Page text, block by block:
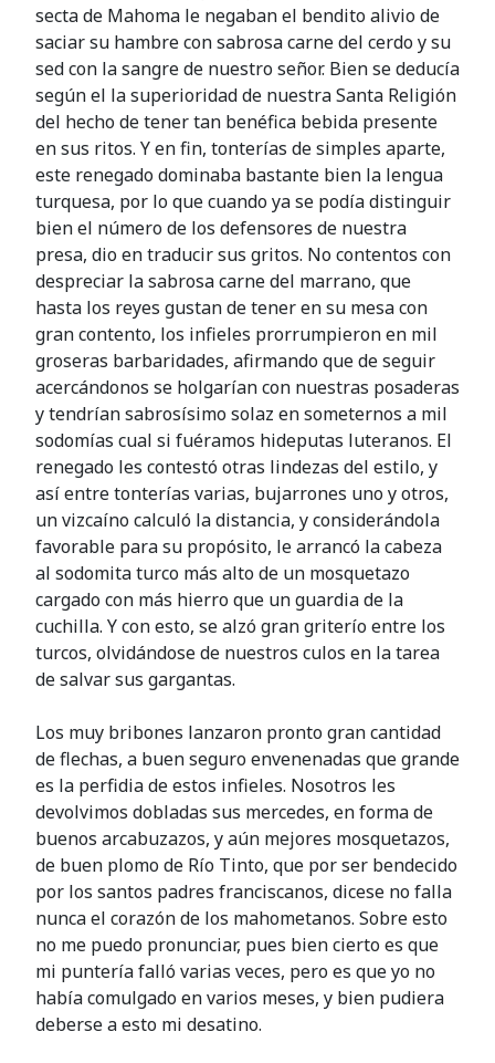
secta de Mahoma le negaban el bendito alivio de
saciar su hambre con sabrosa carne del cerdo y su
sed con la sangre de nuestro señor. Bien se deducía
según el la superioridad de nuestra Santa Religión
del hecho de tener tan benéfica bebida presente
en sus ritos. Y en fin, tonterías de simples aparte,
este renegado dominaba bastante bien la lengua
turquesa, por lo que cuando ya se podía distinguir
bien el número de los defensores de nuestra
presa, dio en traducir sus gritos. No contentos con
despreciar la sabrosa carne del marrano, que
hasta los reyes gustan de tener en su mesa con
gran contento, los infieles prorrumpieron en mil
groseras barbaridades, afirmando que de seguir
acercándonos se holgarían con nuestras posaderas
y tendrían sabrosísimo solaz en someternos a mil
sodomías cual si fuéramos hideputas luteranos. El
renegado les contestó otras lindezas del estilo, y
así entre tonterías varias, bujarrones uno y otros,
un vizcaíno calculó la distancia, y considerándola
favorable para su propósito, le arrancó la cabeza
al sodomita turco más alto de un mosquetazo
cargado con más hierro que un guardia de la
cuchilla. Y con esto, se alzó gran griterío entre los
turcos, olvidándose de nuestros culos en la tarea
de salvar sus gargantas.
Los muy bribones lanzaron pronto gran cantidad
de flechas, a buen seguro envenenadas que grande
es la perfidia de estos infieles. Nosotros les
devolvimos dobladas sus mercedes, en forma de
buenos arcabuzazos, y aún mejores mosquetazos,
de buen plomo de Río Tinto, que por ser bendecido
por los santos padres franciscanos, dicese no falla
nunca el corazón de los mahometanos. Sobre esto
no me puedo pronunciar, pues bien cierto es que
mi puntería falló varias veces, pero es que yo no
había comulgado en varios meses, y bien pudiera
deberse a esto mi desatino.